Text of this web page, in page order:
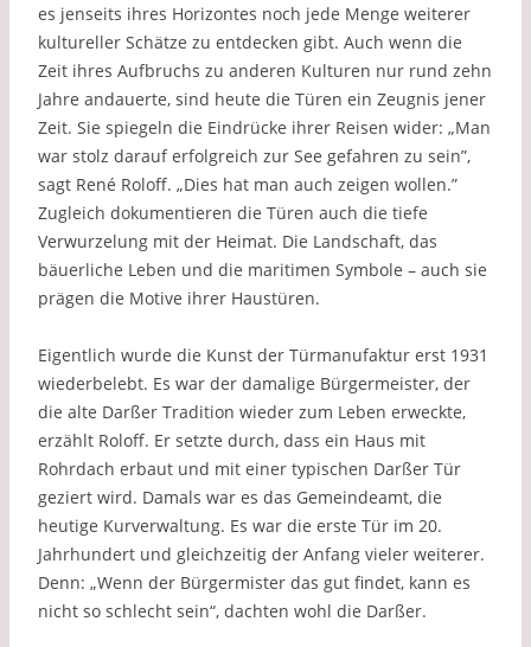
es jenseits ihres Horizontes noch jede Menge weiterer
kultureller Schätze zu entdecken gibt. Auch wenn die
Zeit ihres Aufbruchs zu anderen Kulturen nur rund zehn
Jahre andauerte, sind heute die Türen ein Zeugnis jener
Zeit. Sie spiegeln die Eindrücke ihrer Reisen wider: „Man
war stolz darauf erfolgreich zur See gefahren zu sein”,
sagt René Roloff. „Dies hat man auch zeigen wollen.”
Zugleich dokumentieren die Türen auch die tiefe
Verwurzelung mit der Heimat. Die Landschaft, das
bäuerliche Leben und die maritimen Symbole – auch sie
prägen die Motive ihrer Haustüren.
Eigentlich wurde die Kunst der Türmanufaktur erst 1931
wiederbelebt. Es war der damalige Bürgermeister, der
die alte Darßer Tradition wieder zum Leben erweckte,
erzählt Roloff. Er setzte durch, dass ein Haus mit
Rohrdach erbaut und mit einer typischen Darßer Tür
geziert wird. Damals war es das Gemeindeamt, die
heutige Kurverwaltung. Es war die erste Tür im 20.
Jahrhundert und gleichzeitig der Anfang vieler weiterer.
Denn: „Wenn der Bürgermister das gut findet, kann es
nicht so schlecht sein“, dachten wohl die Darßer.